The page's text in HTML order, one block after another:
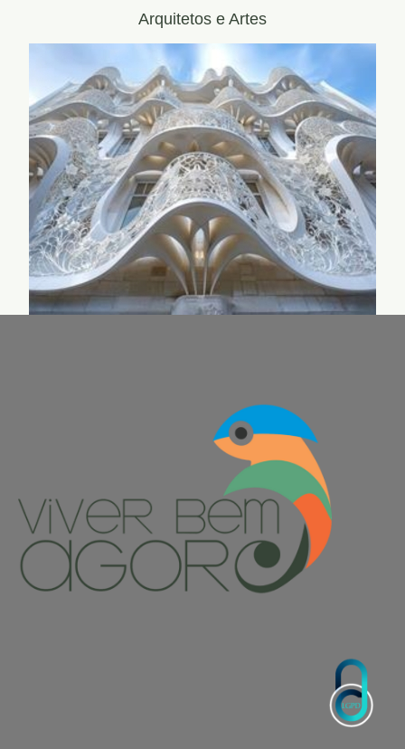
Arquitetos e Artes